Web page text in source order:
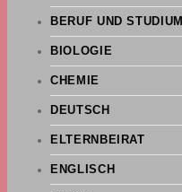
BERUF UND STUDIUM
BIOLOGIE
CHEMIE
DEUTSCH
ELTERNBEIRAT
ENGLISCH